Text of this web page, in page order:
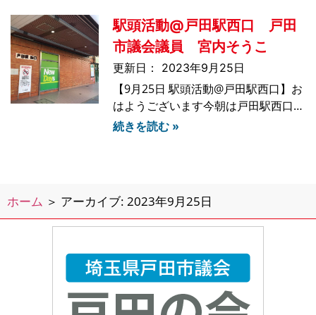
そうです私もアマフカフェさんのお手
伝いに伺う予定です♪#戸田市#戸田市
議会議員#宮内そ
駅頭活動@戸田駅西口 戸田
市議会議員 宮内そうこ
2023年9月25日
【9月25日 駅頭活動@戸田駅西口】お
はようございます今朝は戸田駅西口で
駅頭活動を行いました今朝も沢山の
姉さんにもお会いして
続きを読む »
ホーム ＞ アーカイブ: 2023年9月25日